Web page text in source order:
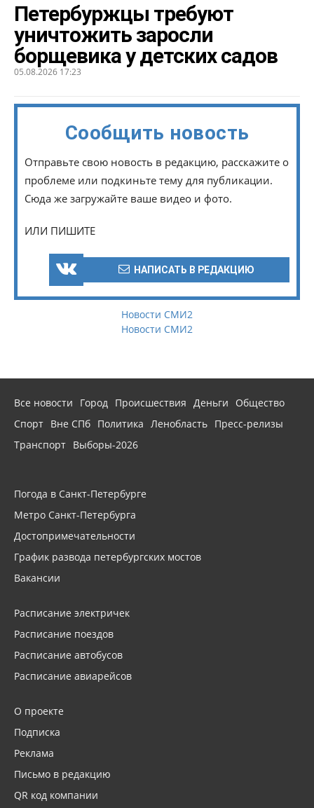
Петербуржцы требуют
уничтожить заросли
борщевика у детских садов
05.08.2026 17:23
Сообщить новость
Отправьте свою новость в редакцию, расскажите о
проблеме или подкиньте тему для публикации.
Сюда же загружайте ваше видео и фото.
ИЛИ ПИШИТЕ
НАПИСАТЬ В РЕДАКЦИЮ
Новости СМИ2
Новости СМИ2
Все новости Город Происшествия Деньги
Общество
Спорт Вне СПб Политика Ленобласть Пресс-релизы
Транспорт Выборы-2026
Погода в Санкт-Петербурге
Метро Санкт-Петербурга
Достопримечательности
График развода петербургских мостов
Вакансии
Расписание электричек
Расписание поездов
Расписание автобусов
Расписание авиарейсов
О проекте
Подписка
Реклама
Письмо в редакцию
QR код компании